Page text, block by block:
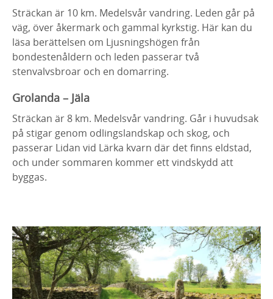
Sträckan är 10 km. Medelsvår vandring. Leden går på
väg, över åkermark och gammal kyrkstig. Här kan du
läsa berättelsen om Ljusningshögen från
bondestenåldern och leden passerar två
stenvalvsbroar och en domarring.
Grolanda – Jäla
Sträckan är 8 km. Medelsvår vandring. Går i huvudsak
på stigar genom odlingslandskap och skog, och
passerar Lidan vid Lärka kvarn där det finns eldstad,
och under sommaren kommer ett vindskydd att
byggas.